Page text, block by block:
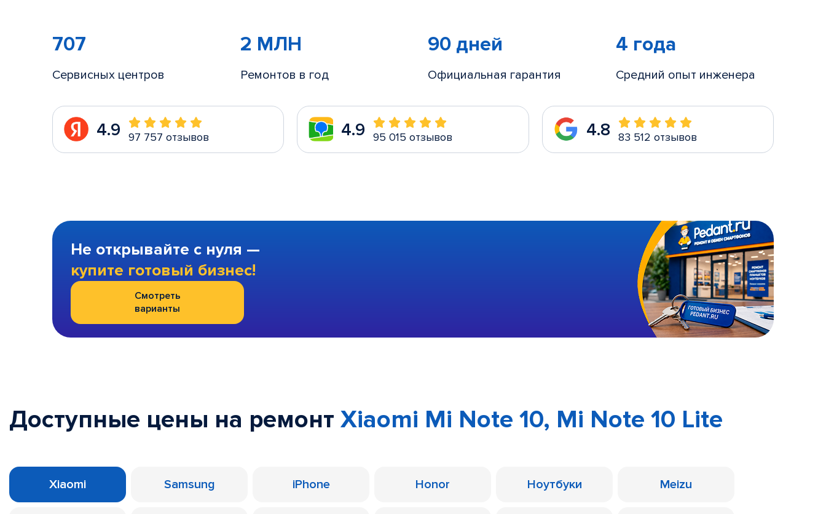
707
Сервисных центров
2 МЛН
Ремонтов в год
90 дней
Официальная гарантия
4 года
Средний опыт инженера
4.9 97 757 отзывов 4.9 95 015 отзывов 4.8 83 512 отзывов
Не открывайте с нуля —
купите готовый бизнес!
Смотреть
варианты
Доступные цены на ремонт Xiaomi Mi Note 10, Mi Note 10 Lite
Xiaomi Samsung iPhone Honor Ноутбуки Meizu